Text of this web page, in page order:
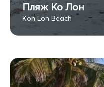
Пляж Ко Лон
Koh Lon Beach